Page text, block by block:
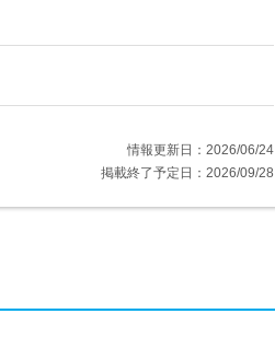
情報更新日：2026/06/24
掲載終了予定日：2026/09/28